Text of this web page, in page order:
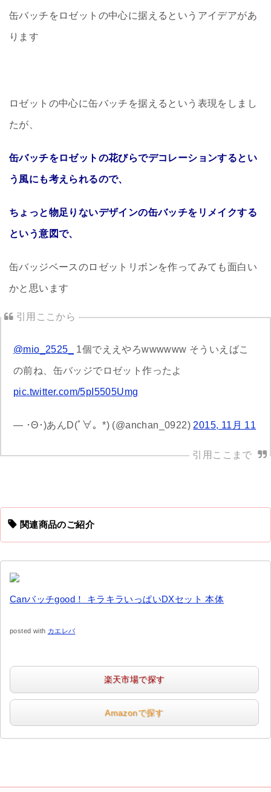
缶バッチをロゼットの中心に据えるというアイデアがあ
ります
ロゼットの中心に缶バッチを据えるという表現をしまし
たが、
缶バッチをロゼットの花びらでデコレーションするとい
う風にも考えられるので、
ちょっと物足りないデザインの缶バッチをリメイクする
という意図で、
缶バッジベースのロゼットリボンを作ってみても面白い
かと思います
@mio_2525_ 1個でええやろwwwwww そういえばこ
の前ね、缶バッジでロゼット作ったよ
pic.twitter.com/5pI5505Umg
— ･Θ･)あんD(ﾟ∀。*) (@anchan_0922) 2015, 11月 11
関連商品のご紹介
Canバッチgood！ キラキラいっぱいDXセット 本体
posted with カエレバ
楽天市場で探す
Amazonで探す